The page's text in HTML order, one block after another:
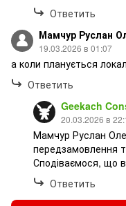
Ответить
Мамчур Руслан
19.03.2026 в 01:07
а коли планується
Ответить
Geekach
20.03.2026 в
Мамчур Руслан
передзамовлення
Сподіваємося, що
Ответить